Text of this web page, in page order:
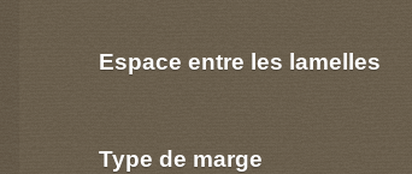
Espace entre les lamelles
Type de marge